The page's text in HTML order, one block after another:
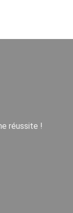
réussite !